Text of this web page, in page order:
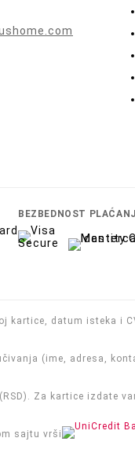
BEZBEDNOST
kartice, datum isteka i
(ime, adresa,
Za kartice izdate
sajtu vrši